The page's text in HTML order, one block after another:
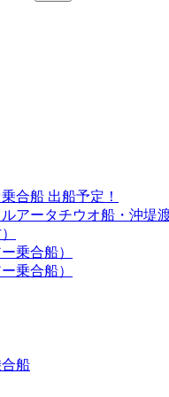
合船 出船予定！
アータチウオ船・沖堤
乗合船）
乗合船）
船